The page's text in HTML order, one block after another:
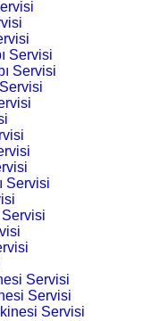
Servisi
Servisi
Servisi
Servisi
Servisi
Servisi